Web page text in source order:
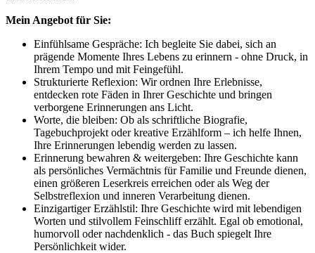
Mein Angebot für Sie:
Einfühlsame Gespräche: Ich begleite Sie dabei, sich an
prägende Momente Ihres Lebens zu erinnern - ohne Druck, in
Ihrem Tempo und mit Feingefühl.
Strukturierte Reflexion: Wir ordnen Ihre Erlebnisse,
entdecken rote Fäden in Ihrer Geschichte und bringen
verborgene Erinnerungen ans Licht.
Worte, die bleiben: Ob als schriftliche Biografie,
Tagebuchprojekt oder kreative Erzählform – ich helfe Ihnen,
Ihre Erinnerungen lebendig werden zu lassen.
Erinnerung bewahren & weitergeben: Ihre Geschichte kann
als persönliches Vermächtnis für Familie und Freunde dienen,
einen größeren Leserkreis erreichen oder als Weg der
Selbstreflexion und inneren Verarbeitung dienen.
Einzigartiger Erzählstil: Ihre Geschichte wird mit lebendigen
Worten und stilvollem Feinschliff erzählt. Egal ob emotional,
humorvoll oder nachdenklich - das Buch spiegelt Ihre
Persönlichkeit wider.